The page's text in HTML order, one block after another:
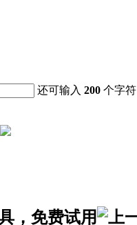
还可输入200 个字符
，免费试用